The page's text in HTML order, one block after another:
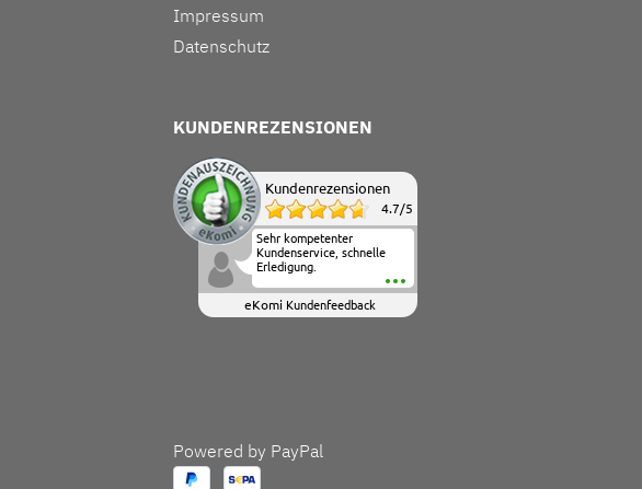
Impressum
Datenschutz
KUNDENREZENSIONEN
Kundenrezensionen
4.7/5
Sehr kompetenter
Kundenservice, schnelle
Erledigung.
eKomi Kundenfeedback
Powered by PayPal